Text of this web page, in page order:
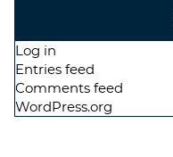
Log in
Entries feed
Comments feed
WordPress.org